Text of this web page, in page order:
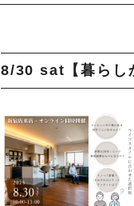
8/30 sat【暮らし